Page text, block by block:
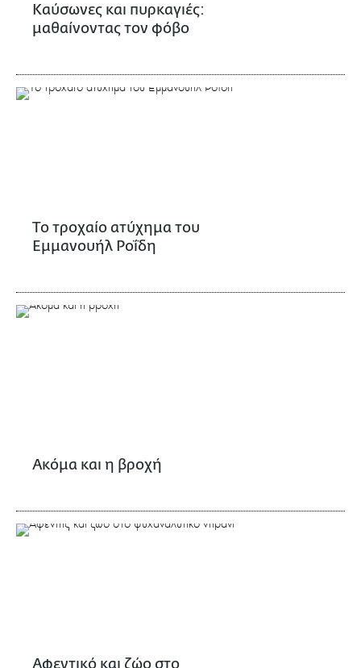
Καύσωνες και πυρκαγιές:
μαθαίνοντας τον φόβο
Το τροχαίο ατύχημα του
Εμμανουήλ Ροΐδη
Ακόμα και η βροχή
Αφεντικό και ζώο στο